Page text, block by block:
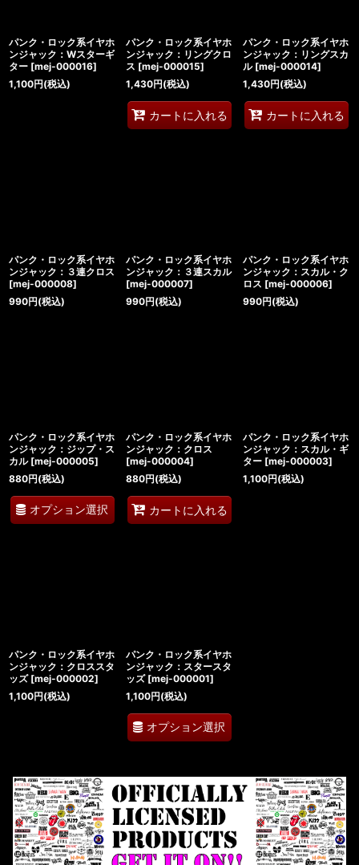
パンク・ロック系イヤホ
ンジャック：Wスターギ
ター [mej-000016]
1,100円(税込)
パンク・ロック系イヤホ
ンジャック：リングクロ
ス [mej-000015]
1,430円(税込)
カートに入れる
パンク・ロック系イヤホ
ンジャック：リングスカ
ル [mej-000014]
1,430円(税込)
カートに入れる
パンク・ロック系イヤホ
ンジャック：３連クロス
[mej-000008]
990円(税込)
パンク・ロック系イヤホ
ンジャック：３連スカル
[mej-000007]
990円(税込)
パンク・ロック系イヤホ
ンジャック：スカル・ク
ロス [mej-000006]
990円(税込)
パンク・ロック系イヤホ
ンジャック：ジップ・ス
カル [mej-000005]
880円(税込)
オプション選択
パンク・ロック系イヤホ
ンジャック：クロス
[mej-000004]
880円(税込)
カートに入れる
パンク・ロック系イヤホ
ンジャック：スカル・ギ
ター [mej-000003]
1,100円(税込)
パンク・ロック系イヤホ
ンジャック：クロススタ
ッズ [mej-000002]
1,100円(税込)
パンク・ロック系イヤホ
ンジャック：スタースタ
ッズ [mej-000001]
1,100円(税込)
オプション選択